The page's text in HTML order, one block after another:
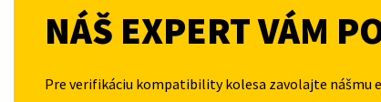
NÁŠ EXPERT VÁM
Pre verifikáciu kompatibility kolesa zavolajte nášmu